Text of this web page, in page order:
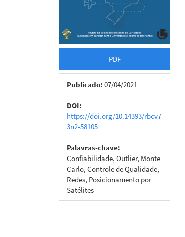
PDF
Publicado: 07/04/2021
DOI:
https://doi.org/10.14393/rbcv7
3n2-58105
Palavras-chave:
Confiabilidade, Outlier, Monte
Carlo, Controle de Qualidade,
Redes, Posicionamento por
Satélites